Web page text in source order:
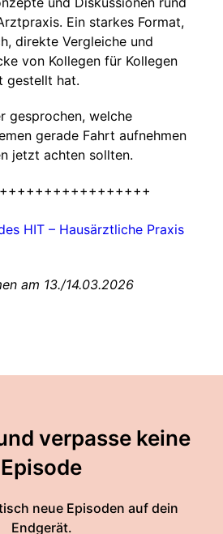
Ein starkes Format,
direkte Vergleiche und
von Kollegen für Kollegen
gestellt hat.
gesprochen, welche
gerade Fahrt aufnehmen
jetzt achten sollten.
HIT – Hausärztliche Praxis
am 13./14.03.2026
verpasse keine
Episode
neue Episoden auf dein
Endgerät.